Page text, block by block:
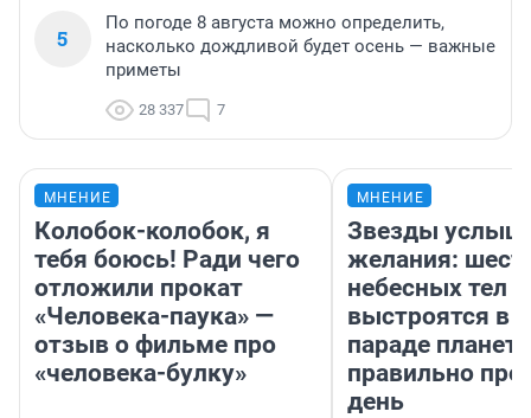
5
По погоде 8 августа можно определить,
насколько дождливой будет осень — важные
приметы
28 337 7
МНЕНИЕ
Колобок-колобок, я
тебя боюсь! Ради чего
отложили прокат
«Человека-паука» —
отзыв о фильме про
«человека-булку»
МНЕНИЕ
Звезды
желания:
небесных тел
выстроятся в
параде планет
правильно
день